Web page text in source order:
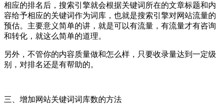
相应的排名后，搜索引擎就会根据关键词所在的文章标题和内
容给予相应的关键词作为词库，也就是搜索引擎对网站流量的
预估。主要意义简单的讲，就是可以有流量，有流量才有咨询
和转化，就这么简单的道理。
另外，不管你的内容质量做和怎么样，只要收录量达到一定级
别，对排名还是有帮助的。
三、增加网站关键词词库数的方法